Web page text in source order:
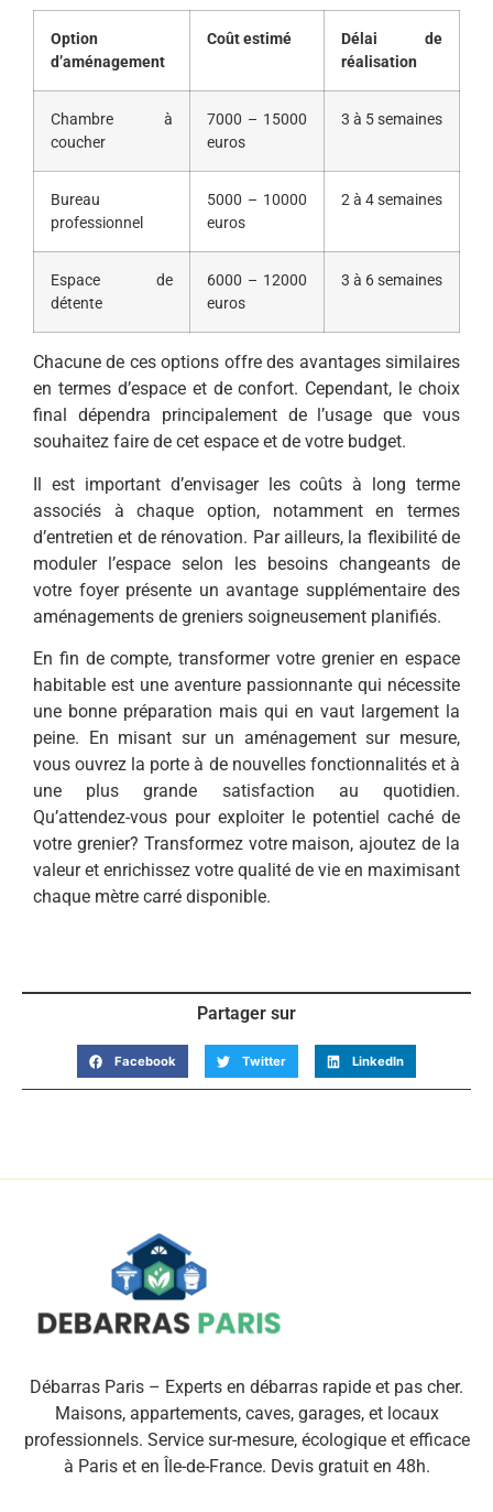
Option
d’aménagement
Coût estimé
Délai de
réalisation
Chambre à
coucher
7000 – 15000
euros
3 à 5 semaines
Bureau
professionnel
5000 – 10000
euros
2 à 4 semaines
Espace de
détente
6000 – 12000
euros
3 à 6 semaines
Chacune de ces options offre des avantages similaires
en termes d’espace et de confort. Cependant, le choix
final dépendra principalement de l’usage que vous
souhaitez faire de cet espace et de votre budget.
Il est important d’envisager les coûts à long terme
associés à chaque option, notamment en termes
d’entretien et de rénovation. Par ailleurs, la flexibilité de
moduler l’espace selon les besoins changeants de
votre foyer présente un avantage supplémentaire des
aménagements de greniers soigneusement planifiés.
En fin de compte, transformer votre grenier en espace
habitable est une aventure passionnante qui nécessite
une bonne préparation mais qui en vaut largement la
peine. En misant sur un aménagement sur mesure,
vous ouvrez la porte à de nouvelles fonctionnalités et à
une plus grande satisfaction au quotidien.
Qu’attendez-vous pour exploiter le potentiel caché de
votre grenier? Transformez votre maison, ajoutez de la
valeur et enrichissez votre qualité de vie en maximisant
chaque mètre carré disponible.
Partager sur
Facebook Twitter LinkedIn
Débarras Paris – Experts en débarras rapide et pas cher.
Maisons, appartements, caves, garages, et locaux
professionnels. Service sur-mesure, écologique et efficace
à Paris et en Île-de-France. Devis gratuit en 48h.